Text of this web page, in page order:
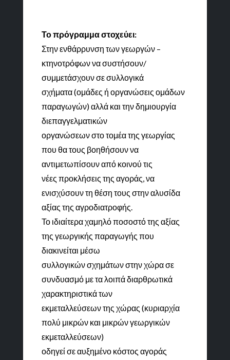
Το πρόγραμμα στοχεύει:
Στην ενθάρρυνση των γεωργών –
κτηνοτρόφων να συστήσουν/
συμμετάσχουν σε συλλογικά
σχήματα (ομάδες ή οργανώσεις ομάδων
παραγωγών) αλλά και την δημιουργία
διεπαγγελματικών
οργανώσεων στο τομέα της γεωργίας
που θα τους βοηθήσουν να
αντιμετωπίσουν από κοινού τις
νέες προκλήσεις της αγοράς, να
ενισχύσουν τη θέση τους στην αλυσίδα
αξίας της αγροδιατροφής.
Το ιδιαίτερα χαμηλό ποσοστό της αξίας
της γεωργικής παραγωγής που
διακινείται μέσω
συλλογικών σχημάτων στην χώρα σε
συνδυασμό με τα λοιπά διαρθρωτικά
χαρακτηριστικά των
εκμεταλλεύσεων της χώρας (κυριαρχία
πολύ μικρών και μικρών γεωργικών
εκμεταλλεύσεων)
οδηγεί σε αυξημένο κόστος αγοράς